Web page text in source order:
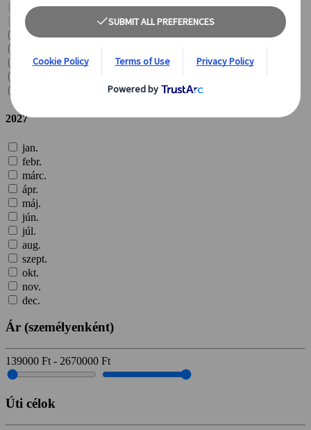
jún.
júl.
aug.
okt.
2027
jan.
febr.
márc.
ápr.
máj.
jún.
júl.
aug.
szept.
okt.
nov.
dec.
Ár (személyenként)
139000 Ft - 2670000 Ft
Úti célok